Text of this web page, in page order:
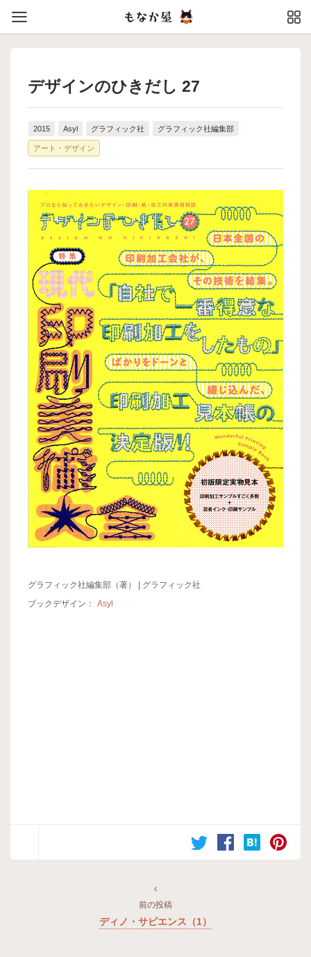
デザインのひきだし 27
2015 Asyl グラフィック社 グラフィック社編集部
アート・デザイン
グラフィック社編集部（著） | グラフィック社
ブックデザイン：
Asyl
前の投稿
ディノ・サピエンス（1）